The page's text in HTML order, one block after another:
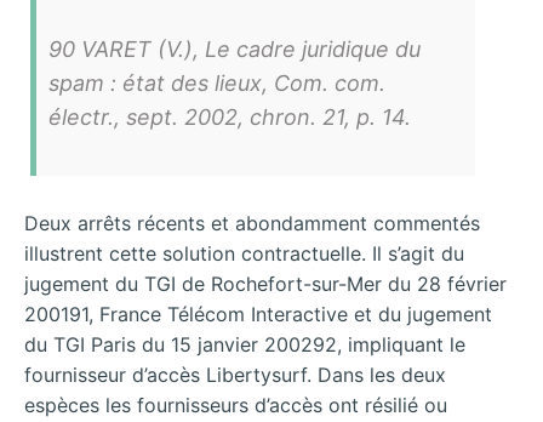
90 VARET (V.), Le cadre juridique du
spam : état des lieux, Com. com.
électr., sept. 2002, chron. 21, p. 14.
Deux arrêts récents et abondamment commentés
illustrent cette solution contractuelle. Il s’agit du
jugement du TGI de Rochefort-sur-Mer du 28 février
200191, France Télécom Interactive et du jugement
du TGI Paris du 15 janvier 200292, impliquant le
fournisseur d’accès Libertysurf. Dans les deux
espèces les fournisseurs d’accès ont résilié ou